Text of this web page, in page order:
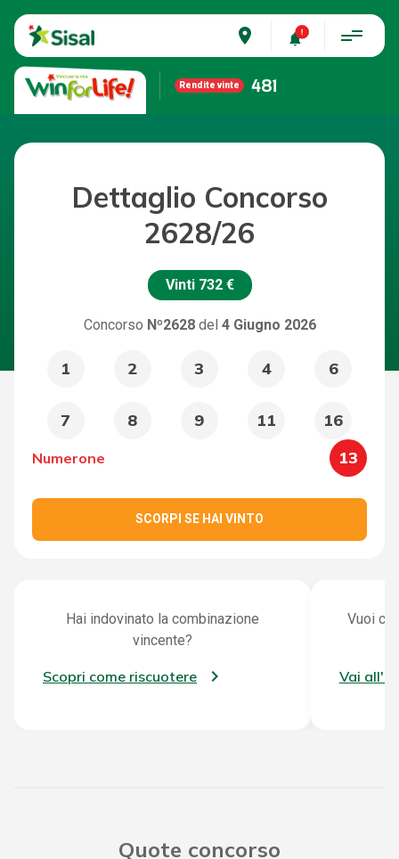
place
Rendite vinte 481
Dettaglio Concorso
2628/26
Vinti 732 €
Concorso Nº2628del 4 Giugno 2026
1 2 3 4 6
7 8 9 11 16
Numerone 13
SCORPI SE HAI VINTO
Hai indovinato la combinazione
vincente?
Scopri come riscuotere
Vuoi
Vai
Quote concorso